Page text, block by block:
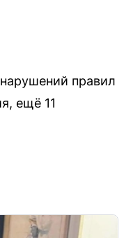
правил
ещё 11